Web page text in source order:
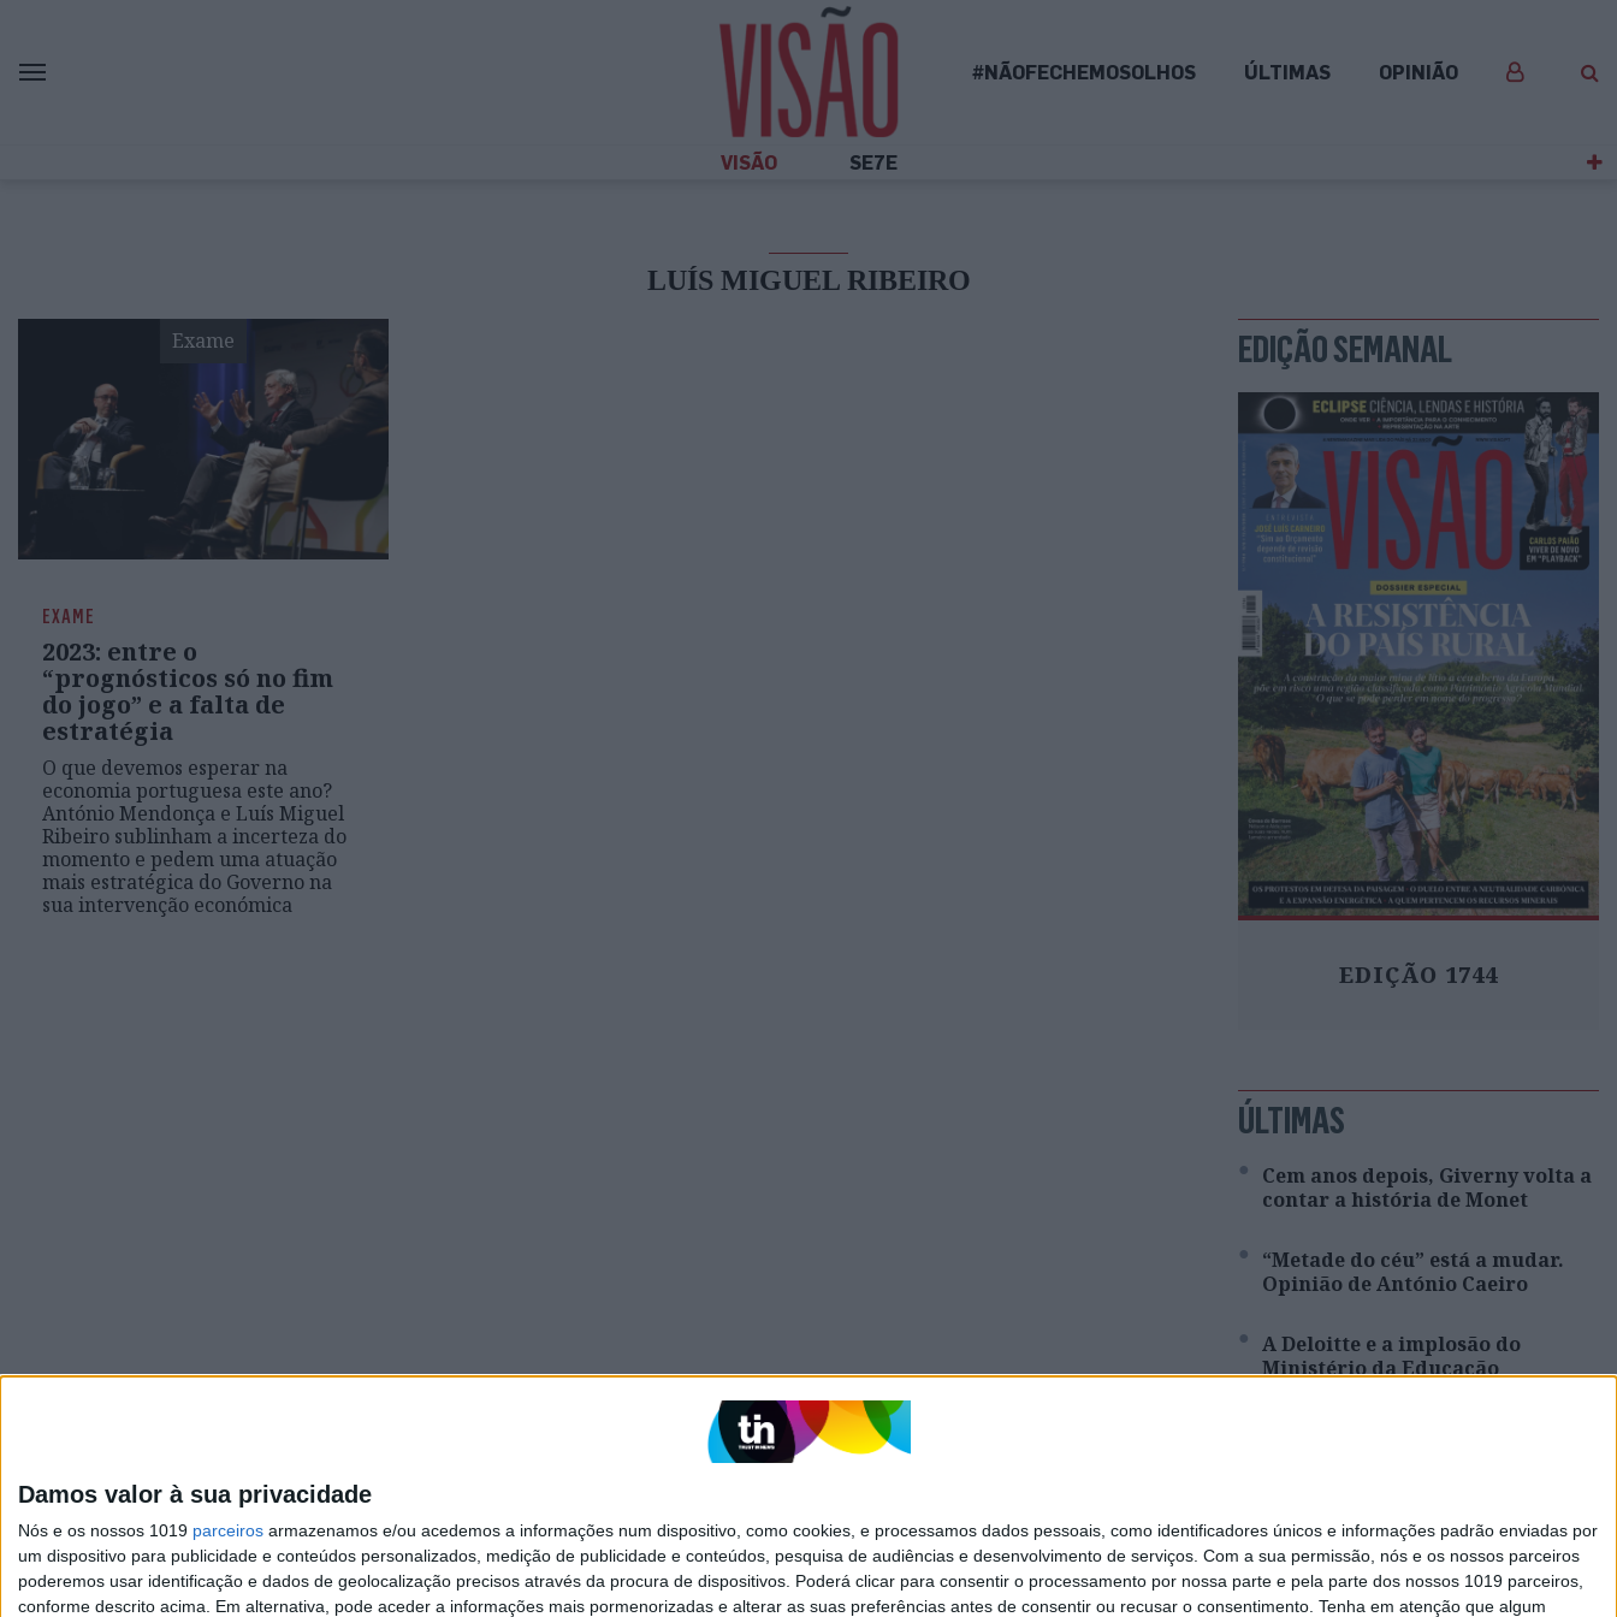
Damos valor à sua privacidade
Nós e os nossos 1019 parceiros armazenamos e/ou acedemos a informações num dispositivo, como cookies, e processamos dados pessoais, como identificadores únicos e informações padrão enviadas por
um dispositivo para publicidade e conteúdos personalizados, medição de publicidade e conteúdos, pesquisa de audiências e desenvolvimento de serviços. Com a sua permissão, nós e os nossos parceiros
poderemos usar identificação e dados de geolocalização precisos através da procura de dispositivos. Poderá clicar para consentir o processamento por nossa parte e pela parte dos nossos 1019 parceiros,
conforme descrito acima. Em alternativa, pode aceder a informações mais pormenorizadas e alterar as suas preferências antes de consentir ou recusar o consentimento. Tenha em atenção que algum
#NÃOFECHEMOSOLHOS ÚLTIMAS OPINIÃO
VISÃO SE7E
LUÍS MIGUEL RIBEIRO
Exame
EXAME
2023: entre o
“prognósticos só no fim
do jogo” e a falta de
estratégia
O que devemos esperar na
economia portuguesa este ano?
António Mendonça e Luís Miguel
Ribeiro sublinham a incerteza do
momento e pedem uma atuação
mais estratégica do Governo na
sua intervenção económica
EDIÇÃO SEMANAL
EDIÇÃO 1744
ÚLTIMAS
Cem anos depois, Giverny volta a
contar a história de Monet
“Metade do céu” está a mudar.
Opinião de António Caeiro
A Deloitte e a implosão do
Ministério da Educação
banco mente